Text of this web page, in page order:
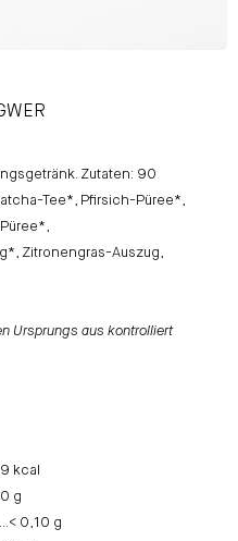
Zutaten: 90
Tee*, Pfirsich-Püree*,
Zitronengras-Auszug,
Ursprungs aus kontrolliert
kcal
g
0,10 g